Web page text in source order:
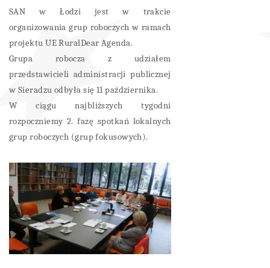
SAN w Łodzi jest w trakcie
organizowania grup roboczych w ramach
projektu UE RuralDear Agenda.
Grupa robocza z udziałem
przedstawicieli administracji publicznej
w Sieradzu odbyła się 11 października.
W ciągu najbliższych tygodni
rozpoczniemy 2. fazę spotkań lokalnych
grup roboczych (grup fokusowych).